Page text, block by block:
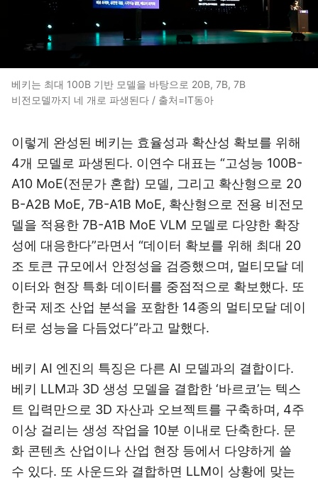
베키는 최대 100B 기반 모델을 바탕으로 20B, 7B, 7B
비전모델까지 네 개로 파생된다 / 출처=IT동아
이렇게 완성된 베키는 효율성과 확산성 확보를 위해
4개 모델로 파생된다. 이연수 대표는 “고성능 100B-
A10 MoE(전문가 혼합) 모델, 그리고 확산형으로 20
B-A2B MoE, 7B-A1B MoE, 확산형으로 전용 비전모
델을 적용한 7B-A1B MoE VLM 모델로 다양한 확장
성에 대응한다”라면서 “데이터 확보를 위해 최대 20
조 토큰 규모에서 안정성을 검증했으며, 멀티모달 데
이터와 현장 특화 데이터를 중점적으로 확보했다. 또
한국 제조 산업 분석을 포함한 14종의 멀티모달 데이
터로 성능을 다듬었다”라고 말했다.
베키 AI 엔진의 특징은 다른 AI 모델과의 결합이다.
베키 LLM과 3D 생성 모델을 결합한 ‘바르코’는 텍스
트 입력만으로 3D 자산과 오브젝트를 구축하며, 4주
이상 걸리는 생성 작업을 10분 이내로 단축한다. 문
화 콘텐츠 산업이나 산업 현장 등에서 다양하게 쓸
수 있다. 또 사운드와 결합하면 LLM이 상황에 맞는